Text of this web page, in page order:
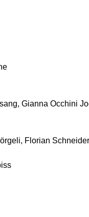
Gianna Occhini
Florian